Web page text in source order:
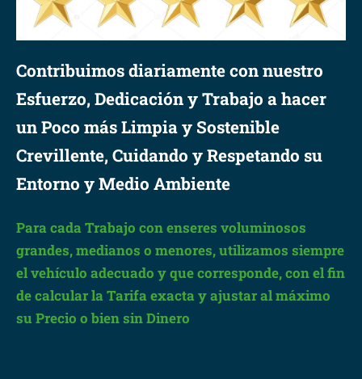
Contribuimos diariamente con nuestro
Esfuerzo, Dedicación y Trabajo a hacer
un Poco más Limpia y Sostenible
Crevillente, Cuidando y Respetando su
Entorno y Medio Ambiente
Para cada Trabajo con enseres voluminosos
grandes, medianos o menores, utilizamos siempre
el vehículo adecuado y que corresponde, con el fin
de calcular la Tarifa exacta y ajustar al máximo
su Precio o bien sin Dinero